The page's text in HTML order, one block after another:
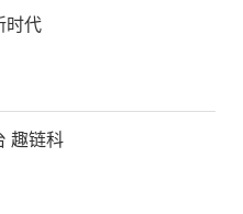
时代
趣链科